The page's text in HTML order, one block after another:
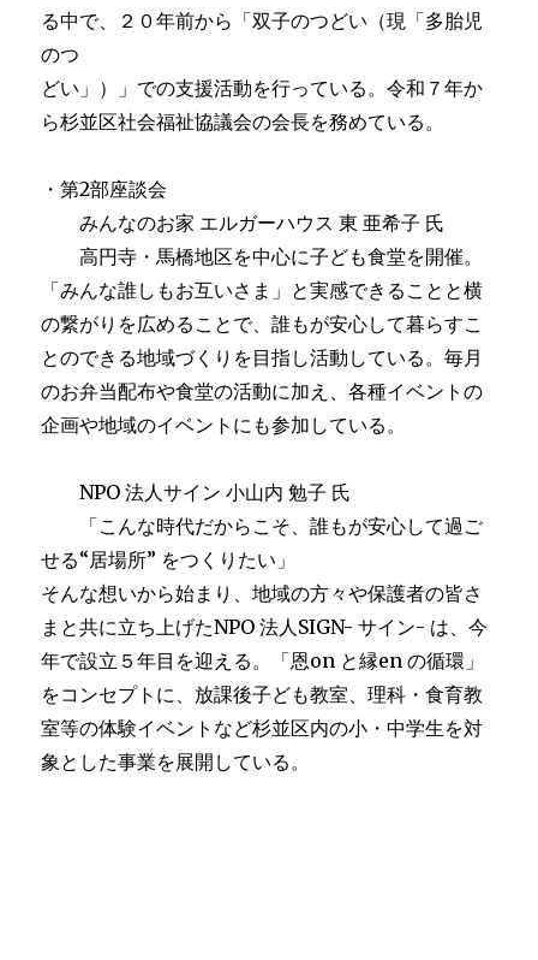
る中で、２０年前から「双子のつどい（現「多胎児
のつ
どい」）」での支援活動を行っている。令和７年か
ら杉並区社会福祉協議会の会長を務めている。
・第2部座談会
みんなのお家 エルガーハウス 東 亜希子 氏
高円寺・馬橋地区を中心に子ども食堂を開催。
「みんな誰しもお互いさま」と実感できることと横
の繋がりを広めることで、誰もが安心して暮らすこ
とのできる地域づくりを目指し活動している。毎月
のお弁当配布や食堂の活動に加え、各種イベントの
企画や地域のイベントにも参加している。
NPO 法人サイン 小山内 勉子 氏
「こんな時代だからこそ、誰もが安心して過ご
せる“居場所” をつくりたい」
そんな想いから始まり、地域の方々や保護者の皆さ
まと共に立ち上げたNPO 法人SIGN- サイン- は、今
年で設立５年目を迎える。「恩on と縁en の循環」
をコンセプトに、放課後子ども教室、理科・食育教
室等の体験イベントなど杉並区内の小・中学生を対
象とした事業を展開している。